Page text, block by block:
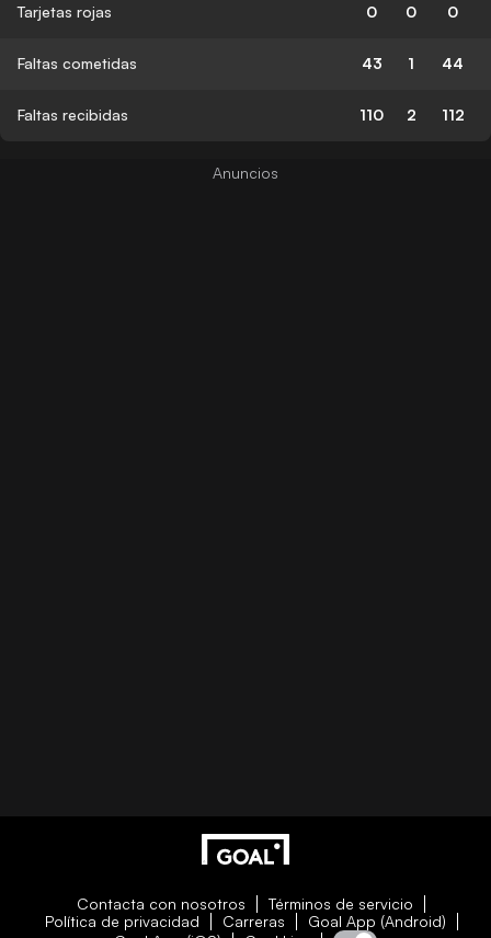
Tarjetas rojas 0 0 0
Faltas cometidas 43 1 44
Faltas recibidas 110 2 112
Contacta con nosotros
Términos de servicio
Política de privacidad
Carreras
Goal App (Android)